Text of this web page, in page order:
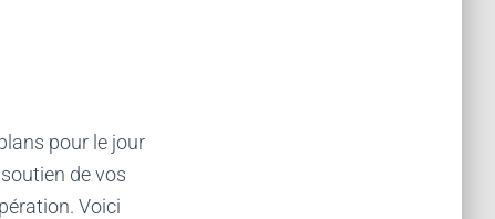
pour le jour
de vos
Voici